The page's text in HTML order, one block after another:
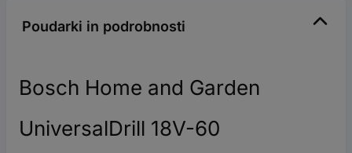
Poudarki in podrobnosti
Bosch Home and Garden
UniversalDrill 18V-60